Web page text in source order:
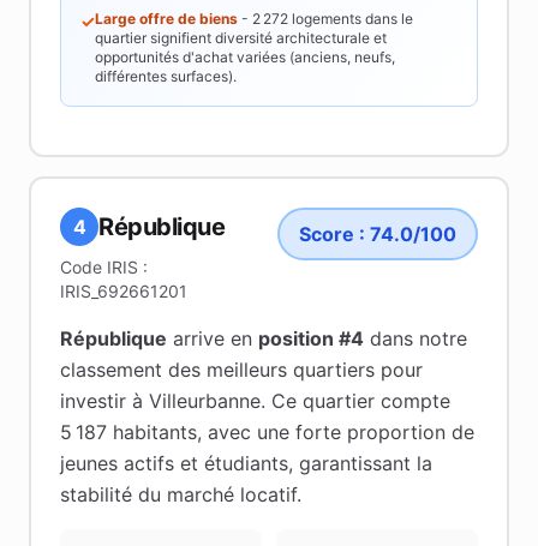
✓Large offre de biens - 2 272 logements dans le
quartier signifient diversité architecturale et
opportunités d'achat variées (anciens, neufs,
différentes surfaces).
4 République
Code IRIS :
IRIS_692661201
Score : 74.0/100
République arrive en position #4 dans notre
classement des meilleurs quartiers pour
investir à Villeurbanne. Ce quartier compte
5 187 habitants, avec une forte proportion de
jeunes actifs et étudiants, garantissant la
stabilité du marché locatif.